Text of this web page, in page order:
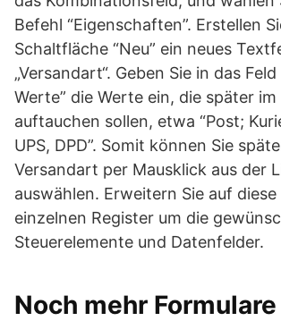
Befehl “Eigenschaften”. Erstellen
Schaltfläche “Neu” ein neues
„Versandart“. Geben Sie in das
Werte” die Werte ein, die später
auftauchen sollen, etwa “Post;
UPS, DPD”. Somit können Sie
Versandart per Mausklick aus der
auswählen. Erweitern Sie auf diese
einzelnen Register um die
Steuerelemente und Datenfelder.
Noch mehr